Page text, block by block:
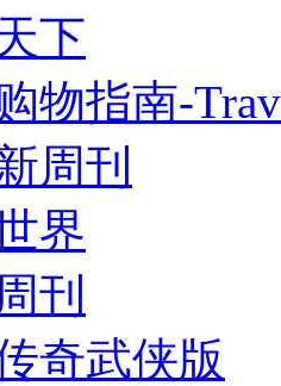
下
物指南-
周刊
界
刊
奇武侠版